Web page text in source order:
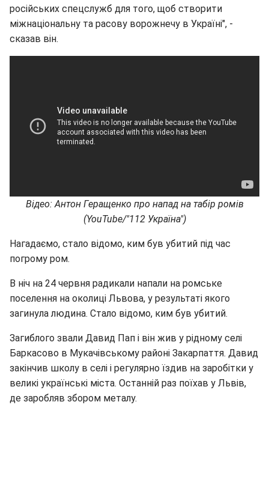
російських спецслужб для того, щоб створити
міжнаціональну та расову ворожнечу в Україні", -
сказав він.
Відео: Антон Геращенко про напад на табір ромів
(YouTube/"112 Україна")
Нагадаємо, стало відомо, ким був убитий під час
погрому ром.
В ніч на 24 червня радикали напали на ромське
поселення на околиці Львова, у результаті якого
загинула людина. Стало відомо, ким був убитий.
Загиблого звали Давид Пап і він жив у рідному селі
Баркасово в Мукачівському районі Закарпаття. Давид
закінчив школу в селі і регулярно їздив на заробітки у
великі українські міста. Останній раз поїхав у Львів,
де заробляв збором металу.